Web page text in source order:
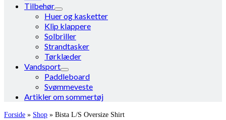
Tilbehør
Huer og kasketter
Klip klappere
Solbriller
Strandtasker
Tørklæder
Vandsport
Paddleboard
Svømmeveste
Artikler om sommertøj
Forside » Shop » Bista L/S Oversize Shirt